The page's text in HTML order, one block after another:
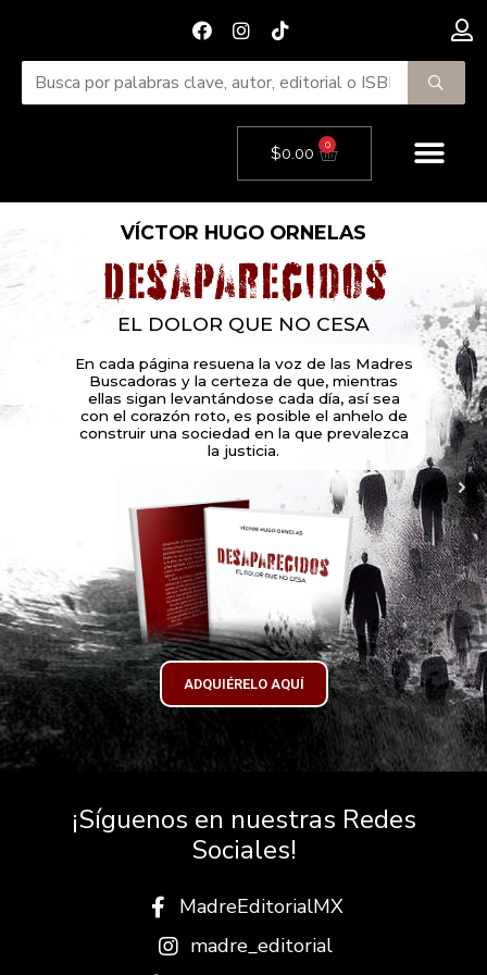
contenido
a
c
e
b
o
n
s
t
a
g
r
i
k
t
o
k
$0.00 0 Cart
VÍCTOR HUGO ORNELAS
EL DOLOR QUE NO CESA
En cada página resuena la voz de las Madres
Buscadoras y la certeza de que, mientras
ellas sigan levantándose cada día, así sea
con el corazón roto, es posible el anhelo de
construir una sociedad en la que prevalezca
la justicia.
ADQUIÉRELO AQUÍ
¡Síguenos en nuestras Redes
Sociales!
MadreEditorialMX
madre_editorial